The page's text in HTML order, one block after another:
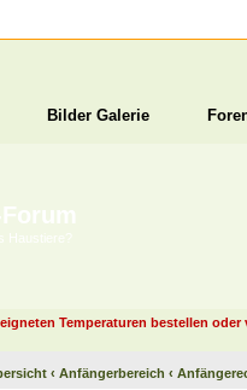
Bilder Galerie
Haustiere?
Temperaturen bestellen oder
‹ Anfängerbereich ‹